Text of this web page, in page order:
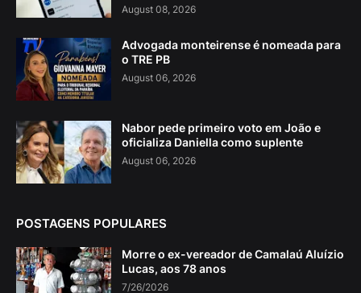
August 08, 2026
Advogada monteirense é nomeada para
o TRE PB
August 06, 2026
Nabor pede primeiro voto em João e
oficializa Daniella como suplente
August 06, 2026
POSTAGENS POPULARES
Morre o ex-vereador de Camalaú Aluízio
Lucas, aos 78 anos
7/26/2026